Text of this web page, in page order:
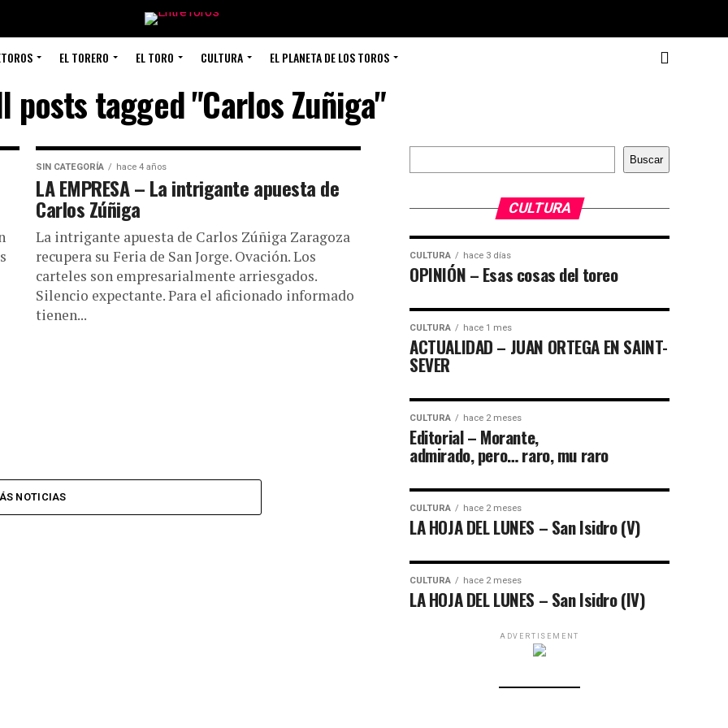
EL TORERO EL TORO CULTURA EL PLANETA DE LOS TOROS
posts tagged "Carlos Zuñiga"
SIN CATEGORÍA hace 4 años
LA EMPRESA – La intrigante apuesta de
Carlos Zúñiga
La intrigante apuesta de Carlos Zúñiga Zaragoza
recupera su Feria de San Jorge. Ovación. Los
carteles son empresarialmente arriesgados.
Silencio expectante. Para el aficionado informado
tienen...
NOTICIAS
Buscar
Buscar
CULTURA
CULTURA hace 3 días
OPINIÓN – Esas cosas del toreo
CULTURA hace 1 mes
ACTUALIDAD – JUAN ORTEGA EN SAINT-
SEVER
CULTURA hace 2 meses
Editorial – Morante,
admirado, pero… raro, mu raro
CULTURA hace 2 meses
LA HOJA DEL LUNES – San Isidro (V)
CULTURA hace 2 meses
LA HOJA DEL LUNES – San Isidro (IV)
ADVERTISEMENT